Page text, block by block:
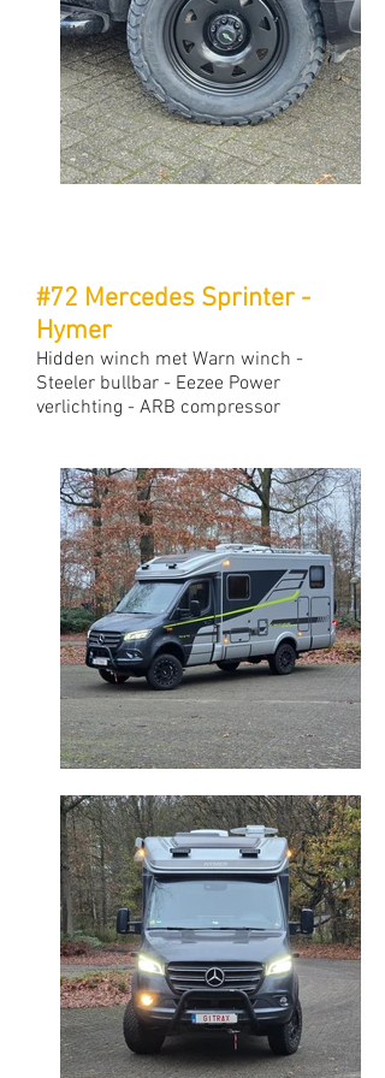
#72 Mercedes Sprinter -
Hymer
Hidden winch met Warn winch -
Steeler bullbar - Eezee Power
verlichting - ARB compressor